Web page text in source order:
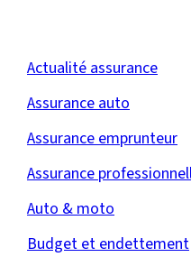
Actualité assurance
Assurance auto
Assurance emprunteur
Assurance
Auto & moto
Budget et endettement